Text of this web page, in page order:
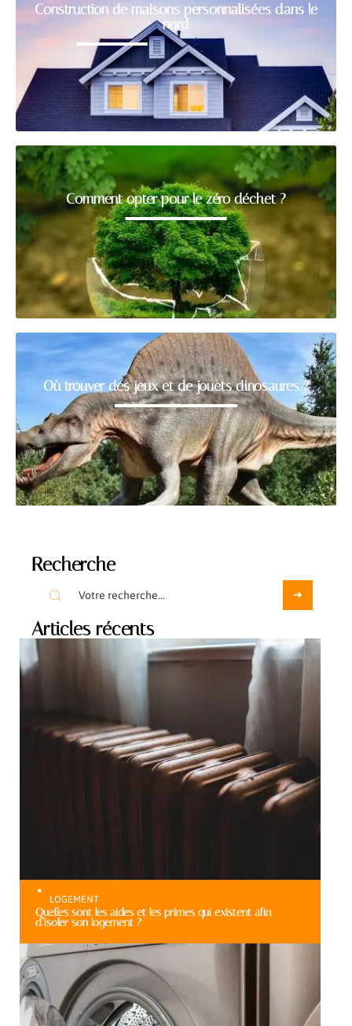
Construction de maisons personnalisées dans le
nord
Comment opter pour le zéro déchet ?
Où trouver des jeux et de jouets dinosaures ?
Recherche
Articles récents
LOGEMENT
Quelles sont les aides et les primes qui existent afin
d’isoler son logement ?